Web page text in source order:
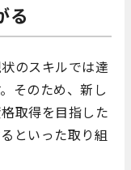
る
のスキルでは達
そのため、新し
取得を目指した
といった取り組